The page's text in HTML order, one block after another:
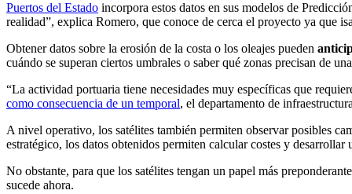
Puertos del Estado incorpora estos datos en sus modelos de
realidad”, explica Romero, que conoce de cerca el proyecto ya que
Obtener datos sobre la erosión de la costa o los oleajes pueden
cuándo se superan ciertos umbrales o saber qué zonas precisan de
“La actividad portuaria tiene necesidades muy específicas que
como consecuencia de un temporal, el departamento de
A nivel operativo, los satélites también permiten observar posibles
estratégico, los datos obtenidos permiten calcular costes y desarrollar
No obstante, para que los satélites tengan un papel más
sucede ahora.